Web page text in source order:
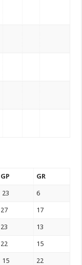
GP GR
23 6
27 17
23 13
22 15
15 22